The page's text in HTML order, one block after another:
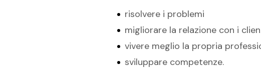
risolvere i problemi
migliorare la relazione con i
vivere meglio la propria
sviluppare competenze.